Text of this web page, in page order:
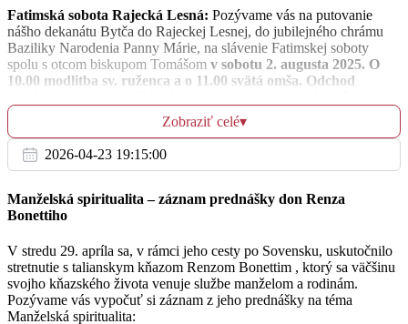
17:00
Bytča
Pi
07:00
Bytča - Sv. Benedikta, opáta, patróna Európy, sviatok
18:00
Bytča
Fatimská sobota Rajecká Lesná: Pozývame vás na putovanie
nášho dekanátu Bytča do Rajeckej Lesnej, do jubilejného chrámu
Baziliky Narodenia Panny Márie, na slávenie Fatimskej soboty
spolu s otcom biskupom Tomášom v sobotu 2. augusta 2025. O
10.00 modlitba sv. ruženca a o 11.00 svätá omša. Odchod
sakristii kostola.
Pozvánka z BÚ:Inštitút Communio a Farnosť Terchová pozývajú
na vernisáž zaujímavej výstavy „Cyrilometodské dni v Terchovej
Diecéznom centre v Žiline. Všetci ste srdečne pozvaní.
Pozvánka:
13. augusta 2025. Je pripravený bohatý duchovný program. Cena
pútnického zájazdu je 30€. Viac informacií na nástenke (Mária
Dudášová 0910 663 963, Renáta Kaňová 0903 548 840, Anna
Ondrušíková 0905 841 761).
Zobraziť celé▾
2026-04-23 19:15:00
Manželská spiritualita – záznam prednášky don Renza
Bonettiho
V stredu 29. apríla sa, v rámci jeho cesty po Sovensku, uskutočnilo
stretnutie s talianskym kňazom Renzom Bonettim , ktorý sa väčšinu
svojho kňazského života venuje službe manželom a rodinám.
Pozývame vás vypočuť si záznam z jeho prednášky na téma
Manželská spiritualita: